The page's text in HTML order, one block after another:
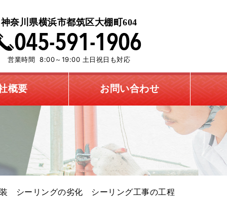
神奈川県横浜市都筑区大棚町604
営業時間 8:00～19:00 土日祝日も対応
概要 お問い合わせ
シーリングの劣化 シーリング工事の工程